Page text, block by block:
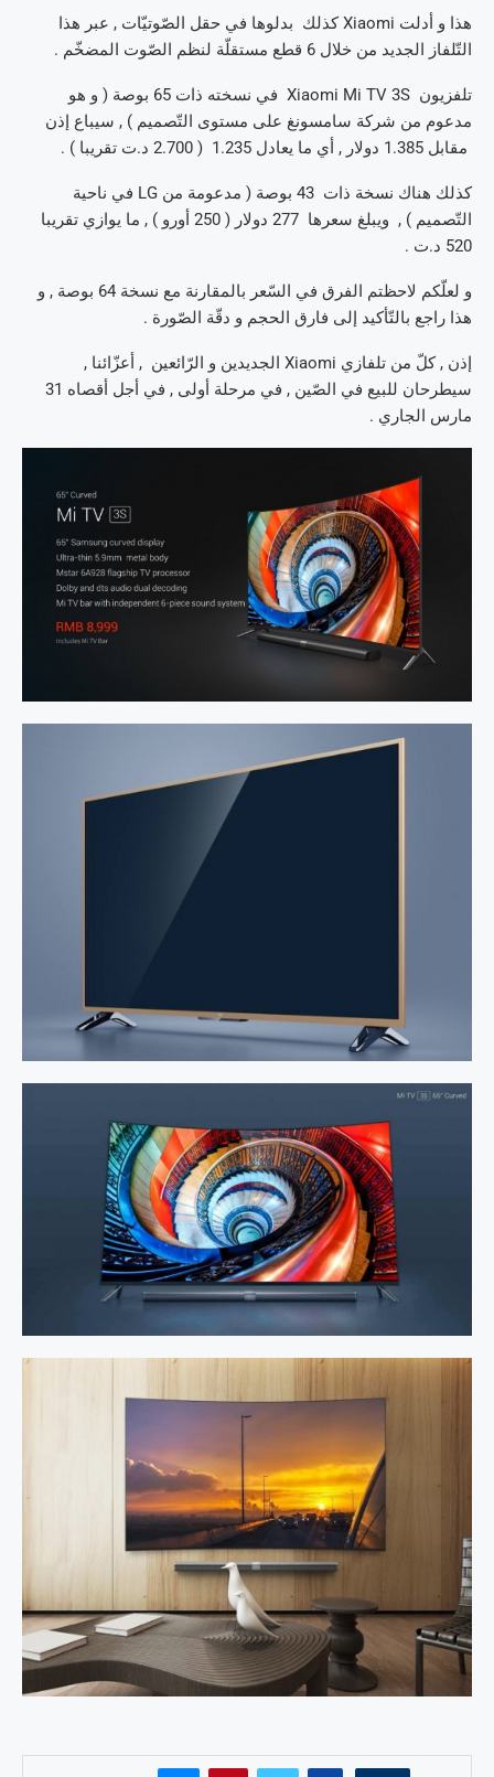
هذا و أدلت Xiaomi كذلك بدلوها في حقل الصّوتيّات , عبر هذا
التّلفاز الجديد من خلال 6 قطع مستقلّة لنظم الصّوت المضخّم .
تلفزيون Xiaomi Mi TV 3S في نسخته ذات 65 بوصة ( و هو
مدعوم من شركة سامسونغ على مستوى التّصميم ) , سيباع إذن
مقابل 1.385 دولار , أي ما يعادل 1.235 ( 2.700 د.ت تقريبا ) .
كذلك هناك نسخة ذات 43 بوصة ( مدعومة من LG في ناحية
التّصميم ) , ويبلغ سعرها 277 دولار ( 250 أورو ) , ما يوازي تقريبا
520 د.ت .
و لعلّكم لاحظتم الفرق في السّعر بالمقارنة مع نسخة 64 بوصة , و
هذا راجع بالتّأكيد إلى فارق الحجم و دقّة الصّورة .
إذن , كلّ من تلفازي Xiaomi الجديدين و الرّائعين , أعزّائنا ,
سيطرحان للبيع في الصّين , في مرحلة أولى , في أجل أقصاه 31
مارس الجاري .